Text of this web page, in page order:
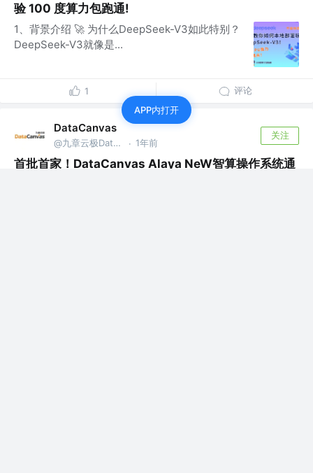
验 100 度算力包跑通!
1、背景介绍 🚀 为什么DeepSeek-V3如此特别？
DeepSeek-V3就像是...
1 评论
DataCanvas
@九章云极DataCanvas · 1年前
关注
首批首家！DataCanvas Alaya NeW智算操作系统通
APP内打开